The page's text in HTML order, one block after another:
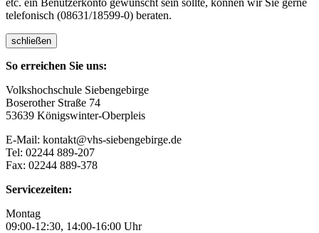
telefonisch (08631/18599-0) beraten.
schließen
So erreichen Sie uns:
Volkshochschule Siebengebirge
Boserother Straße 74
53639 Königswinter-Oberpleis
E-Mail: kontakt@vhs-siebengebirge.de
Tel: 02244 889-207
Fax: 02244 889-378
Servicezeiten:
Montag
09:00-12:30, 14:00-16:00 Uhr